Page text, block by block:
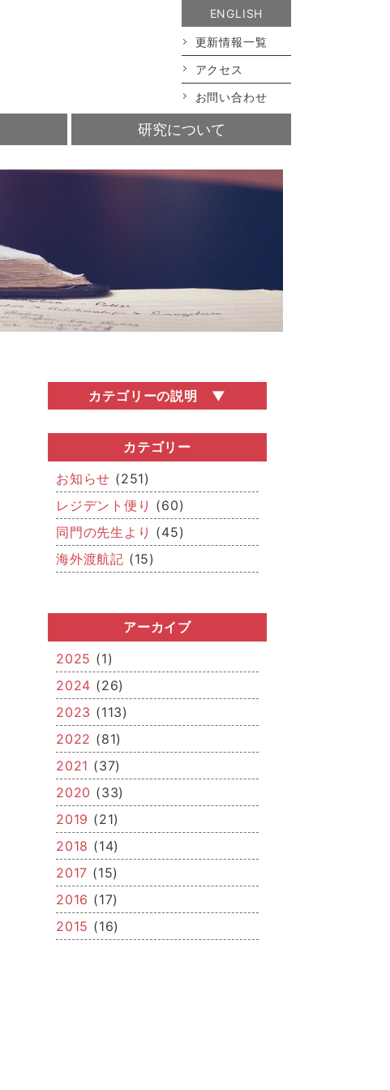
ENGLISH
更新情報一覧
アクセス
お問い合わせ
研究について
カテゴリーの説明
医局説明会・勧誘会などの医局行事の情
報や、関連学会の開催情報など、いろい
ろなお知らせを掲載しています。
レジデント便り
どこまでが「若手」なのかはさだかでは
ありませんが、若手医師（レジデント）
からの近況報告です。
の先生方からのメッセージです。
海外留学報告や国際学会への参加・発
表、IAEAを始めとした国際的な活動な
ど、「世界的」な空気をお届けします。
カテゴリー
お知らせ (251)
レジデント便り (60)
同門の先生より (45)
海外渡航記 (15)
アーカイブ
2025 (1)
2024 (26)
2023 (113)
2022 (81)
2021 (37)
2020 (33)
2019 (21)
2018 (14)
2017 (15)
2016 (17)
2015 (16)